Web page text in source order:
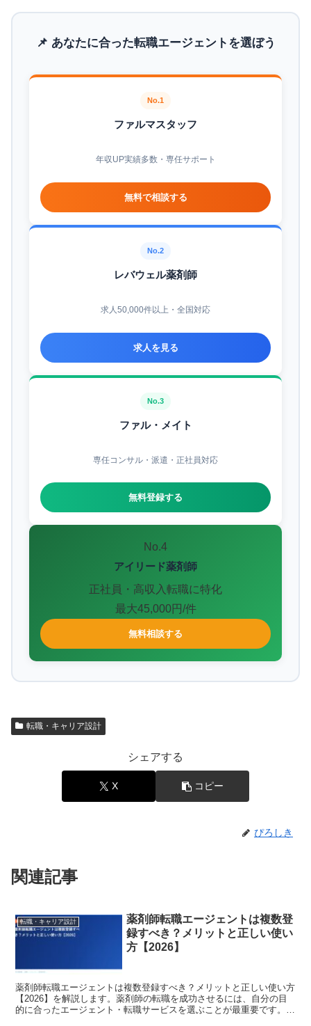
📌 あなたに合った転職エージェントを選ぼう
No.1
ファルマスタッフ
年収UP実績多数・専任サポート
無料で相談する
No.2
レバウェル薬剤師
求人50,000件以上・全国対応
求人を見る
No.3
ファル・メイト
専任コンサル・派遣・正社員対応
無料登録する
No.4
アイリード薬剤師
正社員・高収入転職に特化
最大45,000円/件
無料相談する
転職・キャリア設計
シェアする
X コピー
ぴろしき
関連記事
転職・キャリア設計
薬剤師転職エージェントは複数登
録すべき？メリットと正しい使い
方【2026】
薬剤師転職エージェントは複数登録すべき？メリットと正しい使い方
【2026】を解説します。薬剤師の転職を成功させるには、自分の目
的に合ったエージェント・転職サービスを選ぶことが最重要です。本